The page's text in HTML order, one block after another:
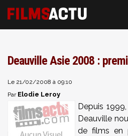
Deauville Asie 2008 :
Le 21/02/2008 à 09:10
Par Elodie Leroy
Depuis
Deauville
de films en